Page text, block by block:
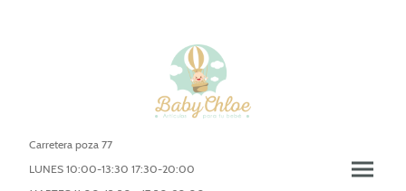
Carretera poza 77
LUNES 10:00-13:30 17:30-20:00